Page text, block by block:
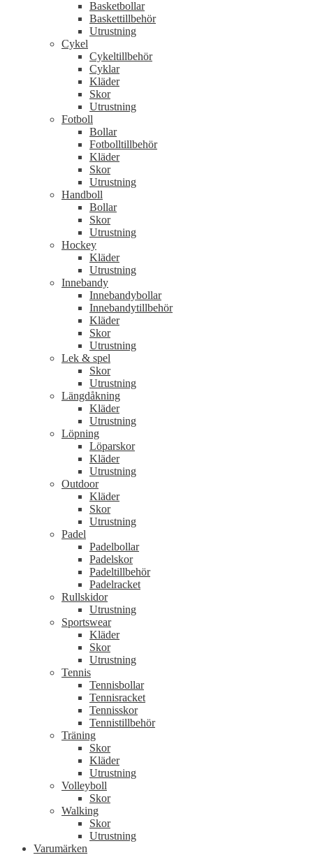
Basketbollar
Baskettillbehör
Utrustning
Cykel
Cykeltillbehör
Cyklar
Kläder
Skor
Utrustning
Fotboll
Bollar
Fotbolltillbehör
Kläder
Skor
Utrustning
Handboll
Bollar
Skor
Utrustning
Hockey
Kläder
Utrustning
Innebandy
Innebandybollar
Innebandytillbehör
Kläder
Skor
Utrustning
Lek & spel
Skor
Utrustning
Längdåkning
Kläder
Utrustning
Löpning
Löparskor
Kläder
Utrustning
Outdoor
Kläder
Skor
Utrustning
Padel
Padelbollar
Padelskor
Padeltillbehör
Padelracket
Rullskidor
Utrustning
Sportswear
Kläder
Skor
Utrustning
Tennis
Tennisbollar
Tennisracket
Tennisskor
Tennistillbehör
Träning
Skor
Kläder
Utrustning
Volleyboll
Skor
Walking
Skor
Utrustning
Varumärken